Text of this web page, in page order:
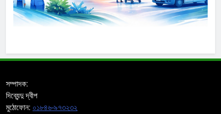
সম্পাদক:
দিব্যেন্দু দ্বীপ
মুঠোফোন: ০১৮৪৬-৯৭৩২৩২